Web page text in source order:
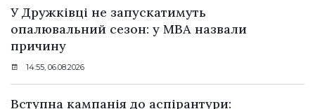
У Дружківці не запускатимуть
опалювальний сезон: у МВА назвали
причину
14:55, 06.08.2026
Вступна кампанія до аспірантури: